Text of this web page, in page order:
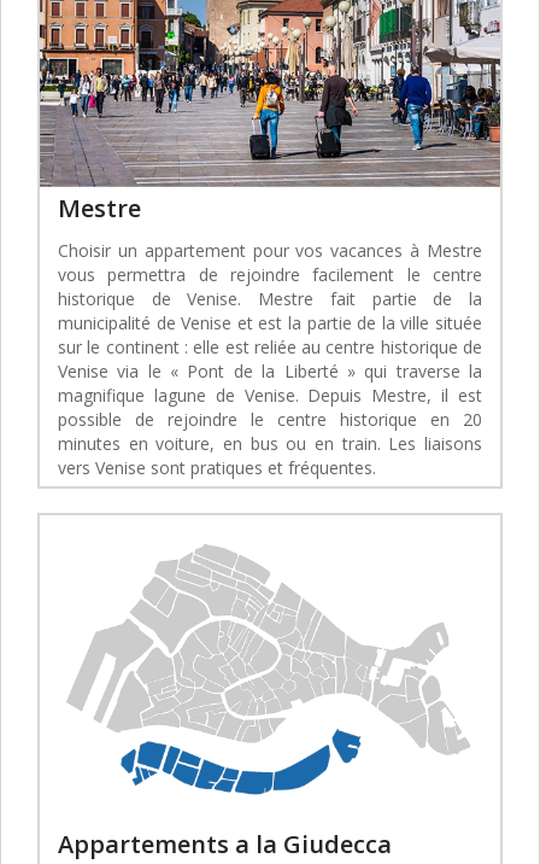
Mestre
Choisir un appartement pour vos vacances à Mestre
vous permettra de rejoindre facilement le centre
historique de Venise. Mestre fait partie de la
municipalité de Venise et est la partie de la ville située
sur le continent : elle est reliée au centre historique de
Venise via le « Pont de la Liberté » qui traverse la
magnifique lagune de Venise. Depuis Mestre, il est
possible de rejoindre le centre historique en 20
minutes en voiture, en bus ou en train. Les liaisons
vers Venise sont pratiques et fréquentes.
Appartements a la Giudecca